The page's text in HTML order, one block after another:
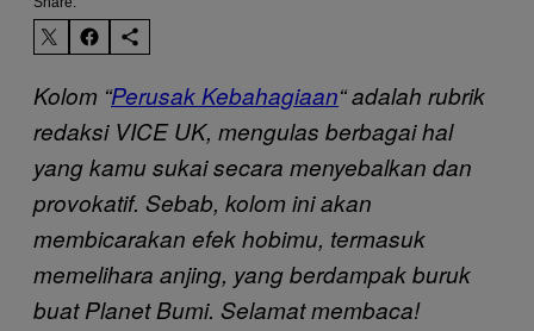
Kolom “Perusak Kebahagiaan“adalah rubrik
redaksi VICE UK, mengulas berbagai hal
yang kamu sukai secara menyebalkan dan
provokatif. Sebab, kolom ini akan
membicarakan efek hobimu, termasuk
memelihara anjing, yang berdampak buruk
buat Planet Bumi. Selamat membaca!